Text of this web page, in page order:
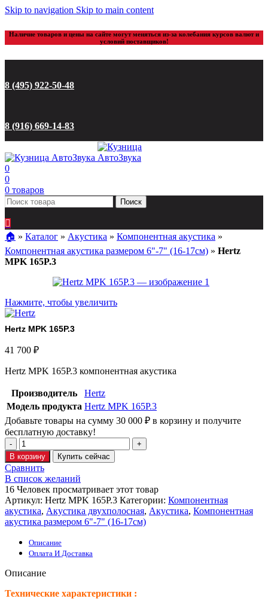
Skip to navigation Skip to main content
Наличие товаров и цены на сайте могут меняться из-за колебания курсов валют и
условий поставщиков!
8 (495) 922-50-48
8 (916) 669-14-83
0
0
0 товаров
Поиск
🏠︎ » Каталог » Акустика » Компонентная акустика »
Компонентная акустика размером 6"-7" (16-17см) » Hertz
MPK 165P.3
Нажмите, чтобы увеличить
Hertz MPK 165P.3
41 700 ₽
Hertz MPK 165P.3 компонентная акустика
Производитель
Hertz
Модель продукта Hertz MPK 165P.3
Добавьте товары на сумму 30 000 ₽ в корзину и получите
бесплатную доставку!
В корзину Купить сейчас
Сравнить
В список желаний
16 Человек просматривает этот товар
Артикул: Hertz MPK 165P.3 Категории: Компонентная
акустика, Акустика двухполосная, Акустика, Компонентная
акустика размером 6"-7" (16-17см)
Описание
Оплата И Доставка
Описание
Технические характеристики :